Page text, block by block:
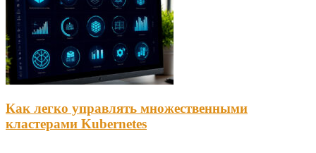
Как легко управлять множественными
кластерами Kubernetes